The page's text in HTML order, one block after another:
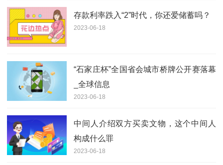
存款利率跌入“2”时代，你还爱储蓄吗？
2023-06-18
“石家庄杯”全国省会城市桥牌公开赛落幕
_全球信息
2023-06-18
中间人介绍双方买卖文物，这个中间人
构成什么罪
2023-06-18